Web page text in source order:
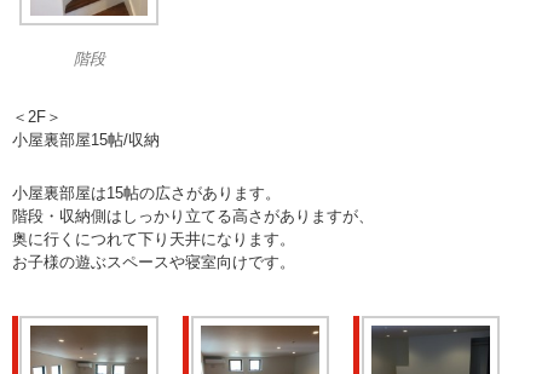
階段
＜2F＞
小屋裏部屋15帖/収納
小屋裏部屋は15帖の広さがあります。
階段・収納側はしっかり立てる高さがありますが、
奥に行くにつれて下り天井になります。
お子様の遊ぶスペースや寝室向けです。